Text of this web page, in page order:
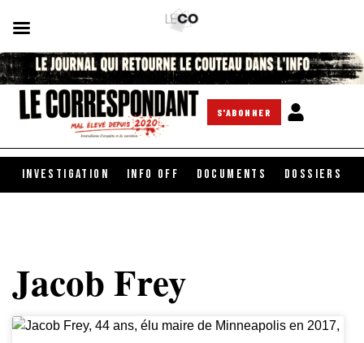
S'ABONNER
INVESTIGATION INFO OFF DOCUMENTS DOSSIERS
Jacob Frey